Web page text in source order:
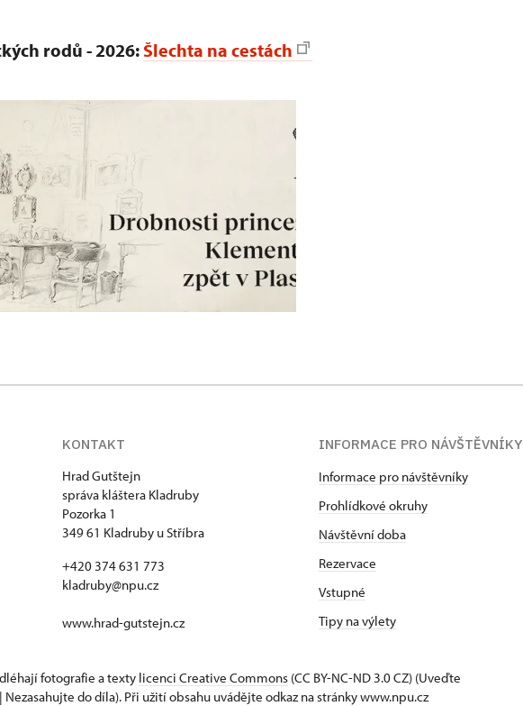
rodů - 2026: Šlechta na cestách
KONTAKT
Hrad Gutštejn
správa kláštera Kladruby
Pozorka 1
349 61 Kladruby u Stříbra
+420 374 631 773
kladruby@npu.cz
www.hrad-gutstejn.cz
INFORMACE PRO NÁVŠTĚVNÍKY
Informace pro návštěvníky
Prohlídkové okruhy
Návštěvní doba
Rezervace
Vstupné
Tipy na výlety
fotografie a texty licenci Creative Commons (CC BY-NC-ND 3.0 CZ) (Uveďte
do díla). Při užití obsahu uvádějte odkaz na stránky www.npu.cz